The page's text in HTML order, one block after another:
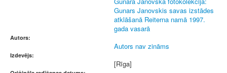
Gunars Janovskis savas izstādes
atklāšanā Reiterna namā 1997.
gada vasarā
Autors:
Autors nav zināms
Izdevējs:
[Rīga]